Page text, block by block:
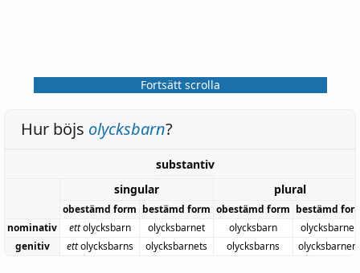
Fortsätt scrolla
Hur böjs olycksbarn?
substantiv
singular
plural
obestämd form bestämd form obestämd form bestämd
nominativ
ettolycksbarn olycksbarnet olycksbarn
olycksbarnen
genitiv
ettolycksbarns olycksbarnets olycksbarns